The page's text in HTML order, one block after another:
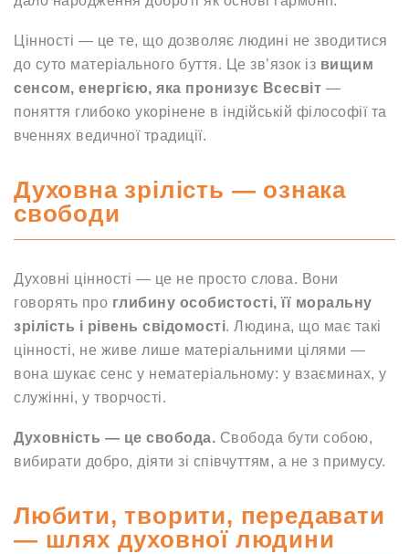
Цінності — це те, що дозволяє людині не зводитися
до суто матеріального буття. Це зв’язок із вищим
сенсом, енергією, яка пронизує Всесвіт —
поняття глибоко укорінене в індійській філософії та
вченнях ведичної традиції.
Духовна зрілість — ознака
свободи
Духовні цінності — це не просто слова. Вони
говорять про глибину особистості, її моральну
зрілість і рівень свідомості. Людина, що має такі
цінності, не живе лише матеріальними цілями —
вона шукає сенс у нематеріальному: у взаєминах, у
служінні, у творчості.
Духовність — це свобода. Свобода бути собою,
вибирати добро, діяти зі співчуттям, а не з примусу.
Любити, творити, передавати
— шлях духовної людини